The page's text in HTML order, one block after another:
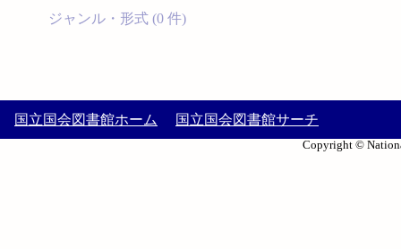
ジャンル・形式 (0 件)
国立国会図書館ホーム 国立国会図書館サーチ
Copyright ©